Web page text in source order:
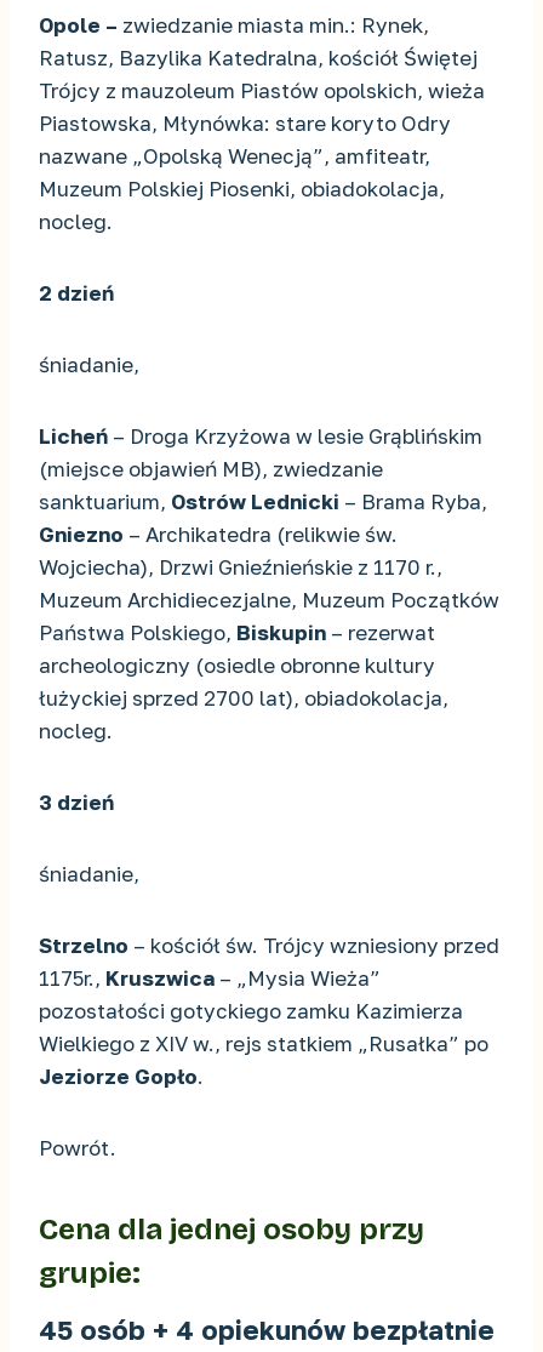
Opole – zwiedzanie miasta min.: Rynek,
Ratusz, Bazylika Katedralna, kościół Świętej
Trójcy z mauzoleum Piastów opolskich, wieża
Piastowska, Młynówka: stare koryto Odry
nazwane „Opolską Wenecją”, amfiteatr,
Muzeum Polskiej Piosenki, obiadokolacja,
nocleg.
2 dzień
śniadanie,
Licheń – Droga Krzyżowa w lesie Grąblińskim
(miejsce objawień MB), zwiedzanie
sanktuarium, Ostrów Lednicki – Brama Ryba,
Gniezno – Archikatedra (relikwie św.
Wojciecha), Drzwi Gnieźnieńskie z 1170 r.,
Muzeum Archidiecezjalne, Muzeum Początków
Państwa Polskiego, Biskupin – rezerwat
archeologiczny (osiedle obronne kultury
łużyckiej sprzed 2700 lat), obiadokolacja,
nocleg.
3 dzień
śniadanie,
Strzelno – kościół św. Trójcy wzniesiony przed
1175r., Kruszwica – „Mysia Wieża”
pozostałości gotyckiego zamku Kazimierza
Wielkiego z XIV w., rejs statkiem „Rusałka” po
Jeziorze Gopło.
Powrót.
Cena dla jednej osoby przy
grupie:
45 osób + 4 opiekunów bezpłatnie